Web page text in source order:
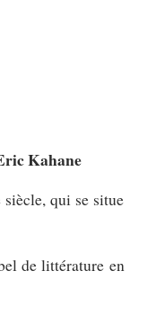
Kahane
qui se situe
de littérature en